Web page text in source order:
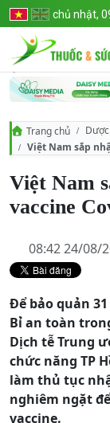
chủ nhật,
Trang chủ
Việt Nam sắp
Việt Nam
vaccine
08:42 24/08/
Để bảo quản
Bỉ an toàn
Dịch tễ Trung
chức năng TP
làm thủ tục
nghiêm ngặt
vaccine.